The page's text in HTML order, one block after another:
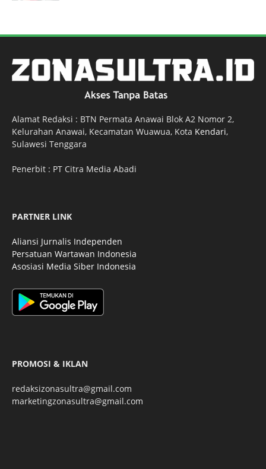
Alamat Redaksi : BTN Permata Anawai Blok A2 Nomor 2,
Kelurahan Anawai, Kecamatan Wuawua, Kota Kendari,
Sulawesi Tenggara
Penerbit : PT Citra Media Abadi
PARTNER LINK
Aliansi Jurnalis Independen
Persatuan Wartawan Indonesia
Asosiasi Media Siber Indonesia
PROMOSI & IKLAN
redaksizonasultra@gmail.com
marketingzonasultra@gmail.com